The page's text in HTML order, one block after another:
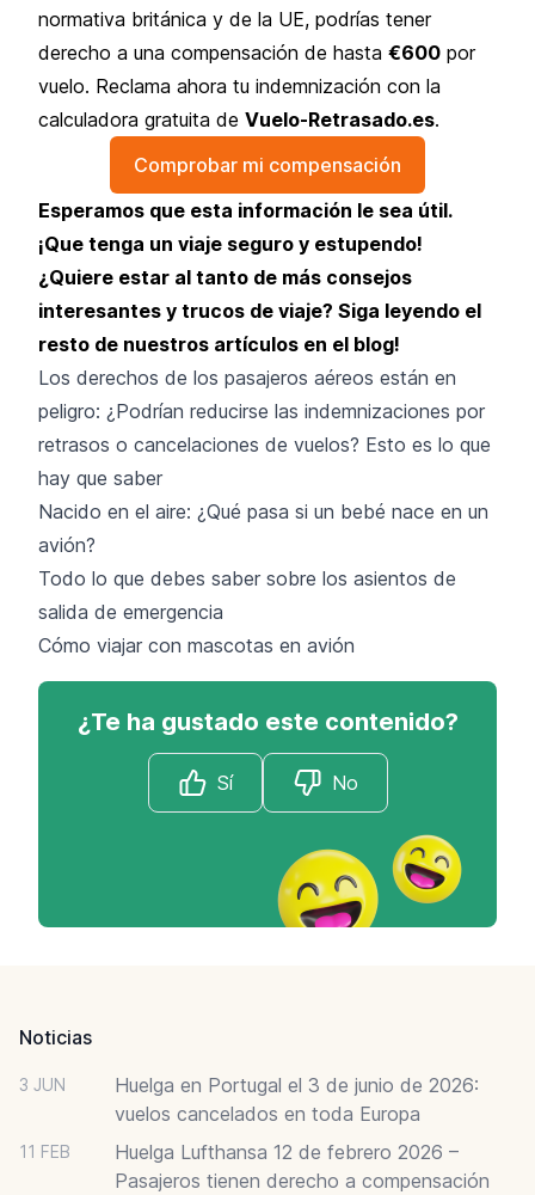
normativa británica y de la UE, podrías tener
derecho a una compensación de hasta €600 por
vuelo. Reclama ahora tu indemnización con la
calculadora gratuita de Vuelo-Retrasado.es.
Comprobar mi compensación
Esperamos que esta información le sea útil.
¡Que tenga un viaje seguro y estupendo!
¿Quiere estar al tanto de más consejos
interesantes y trucos de viaje? Siga leyendo el
resto de nuestros artículos en el blog!
Los derechos de los pasajeros aéreos están en
peligro: ¿Podrían reducirse las indemnizaciones por
retrasos o cancelaciones de vuelos? Esto es lo que
hay que saber
Nacido en el aire: ¿Qué pasa si un bebé nace en un
avión?
Todo lo que debes saber sobre los asientos de
salida de emergencia
Cómo viajar con mascotas en avión
¿Te ha gustado este contenido?
Sí No
Noticias
3 JUN
Huelga en Portugal el 3 de junio de 2026:
vuelos cancelados en toda Europa
11 FEB
Huelga Lufthansa 12 de febrero 2026 –
Pasajeros tienen derecho a compensación